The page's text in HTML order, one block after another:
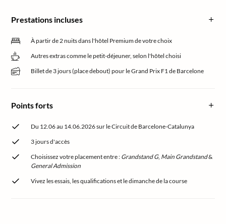
Prestations incluses
À partir de 2 nuits dans l'hôtel Premium de votre choix
Autres extras comme le petit-déjeuner, selon l'hôtel choisi
Billet de 3 jours (place debout) pour le Grand Prix F1 de Barcelone
Points forts
Du 12.06 au 14.06.2026 sur le Circuit de Barcelone-Catalunya
3 jours d'accès
Choisissez votre placement entre : Grandstand G, Main Grandstand&
General Admission
Vivez les essais, les qualifications et le dimanche de la course